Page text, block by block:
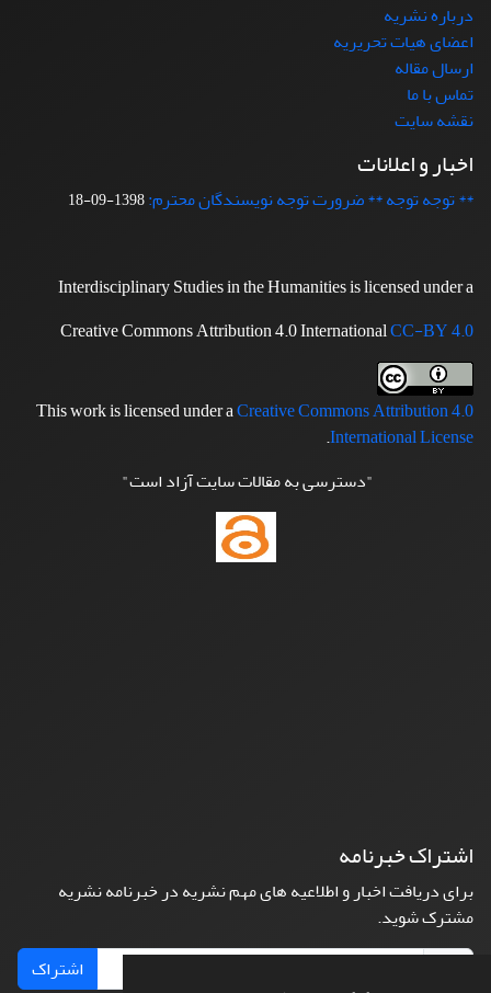
درباره نشریه
اعضای هیات تحریریه
ارسال مقاله
تماس با ما
نقشه سایت
اخبار و اعلانات
** توجه توجه ** ضرورت توجه نویسندگان محترم:1398-09-18
Interdisciplinary Studies in the Humanities is licensed under a
Creative Commons Attribution 4.0 InternationalCC-BY 4.0
This work is licensed under aCreative Commons Attribution 4.0
International License
.
"دسترسی به مقالات سایت آزاد است"
اشتراک خبرنامه
برای دریافت اخبار و اطلاعیه های مهم نشریه در خبرنامه نشریه
مشترک شوید.
اشتراک